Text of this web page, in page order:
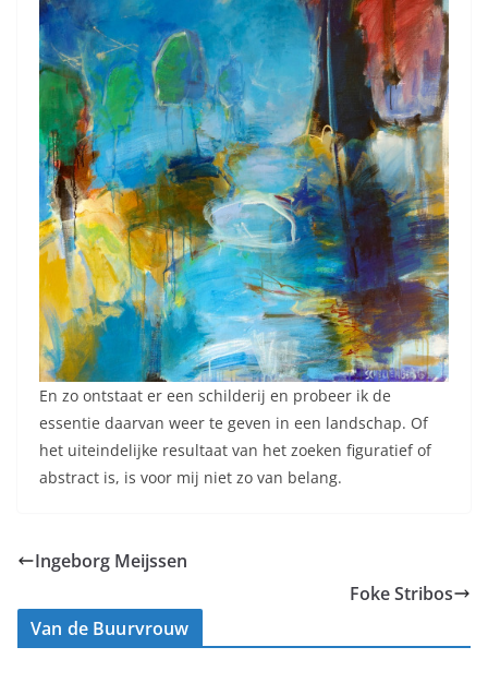
En zo ontstaat er een schilderij en probeer ik de
essentie daarvan weer te geven in een landschap. Of
het uiteindelijke resultaat van het zoeken figuratief of
abstract is, is voor mij niet zo van belang.
Ingeborg Meijssen
Foke Stribos
Van de Buurvrouw